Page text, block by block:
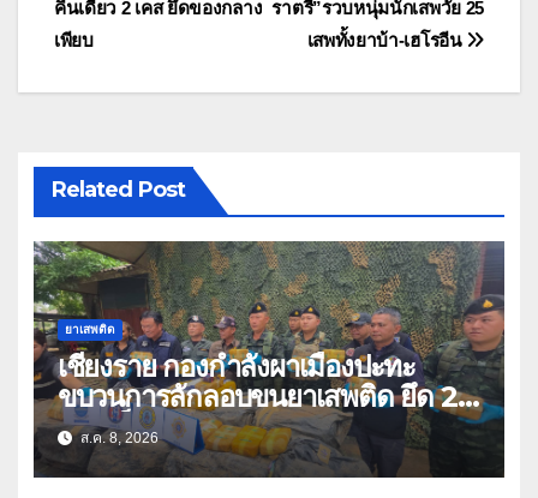
เรื่อง
ราตรี”รวบหนุ่มนักเสพวัย 25
เสพทั้งยาบ้า-เฮโรอีน
คืนเดียว 2 เคส ยึดของกลาง
เพียบ
Related Post
ยาเสพติด
เชียงราย กองกำลังผาเมืองปะทะ
ขบวนการลักลอบขนยาเสพติด ยึด 2
ล้านเม็ด
ส.ค. 8, 2026